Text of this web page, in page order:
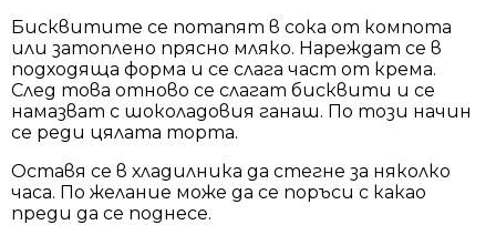
Бисквитите се потапят в сока от компота
или затоплено прясно мляко. Нареждат се в
подходяща форма и се слага част от крема.
След това отново се слагат бисквити и се
намазват с шоколадовия ганаш. По този начин
се реди цялата торта.
Оставя се в хладилника да стегне за няколко
часа. По желание може да се поръси с какао
преди да се поднесе.